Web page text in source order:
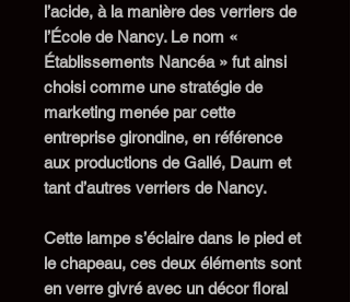
l’acide, à la manière des verriers de
l’École de Nancy. Le nom «
Établissements Nancéa » fut ainsi
choisi comme une stratégie de
marketing menée par cette
entreprise girondine, en référence
aux productions de Gallé, Daum et
tant d’autres verriers de Nancy.
Cette lampe s’éclaire dans le pied et
le chapeau, ces deux éléments sont
en verre givré avec un décor floral